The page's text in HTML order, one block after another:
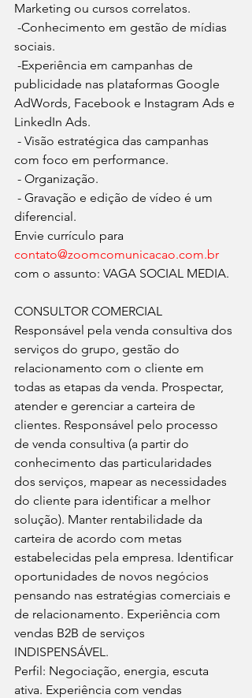
Marketing ou cursos correlatos.
sociais.
publicidade nas plataformas Google
AdWords, Facebook e Instagram Ads e
LinkedIn Ads.
com foco em performance.
- Organização.
diferencial.
Envie currículo para
contato@zoomcomunicacao.com.br
com o assunto: VAGA SOCIAL MEDIA.
CONSULTOR COMERCIAL
Responsável pela venda consultiva dos
serviços do grupo, gestão do
relacionamento com o cliente em
todas as etapas da venda. Prospectar,
atender e gerenciar a carteira de
clientes. Responsável pelo processo
de venda consultiva (a partir do
conhecimento das particularidades
dos serviços, mapear as necessidades
do cliente para identificar a melhor
solução). Manter rentabilidade da
carteira de acordo com metas
estabelecidas pela empresa. Identificar
oportunidades de novos negócios
pensando nas estratégias comerciais e
de relacionamento. Experiência com
vendas B2B de serviços
INDISPENSÁVEL.
Perfil: Negociação, energia, escuta
ativa. Experiência com vendas